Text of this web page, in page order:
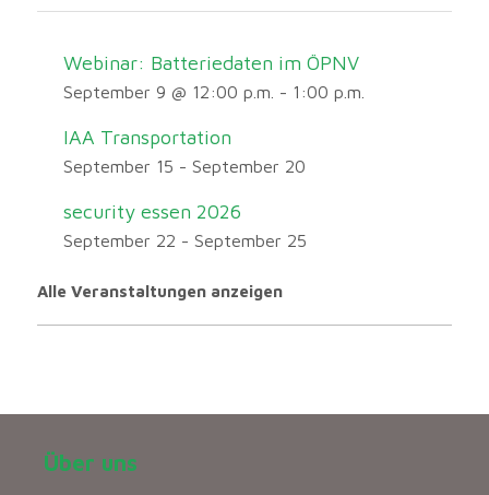
Webinar: Batteriedaten im ÖPNV
September 9 @ 12:00 p.m. - 1:00 p.m.
IAA Transportation
September 15 - September 20
security essen 2026
September 22 - September 25
Alle Veranstaltungen anzeigen
Über uns